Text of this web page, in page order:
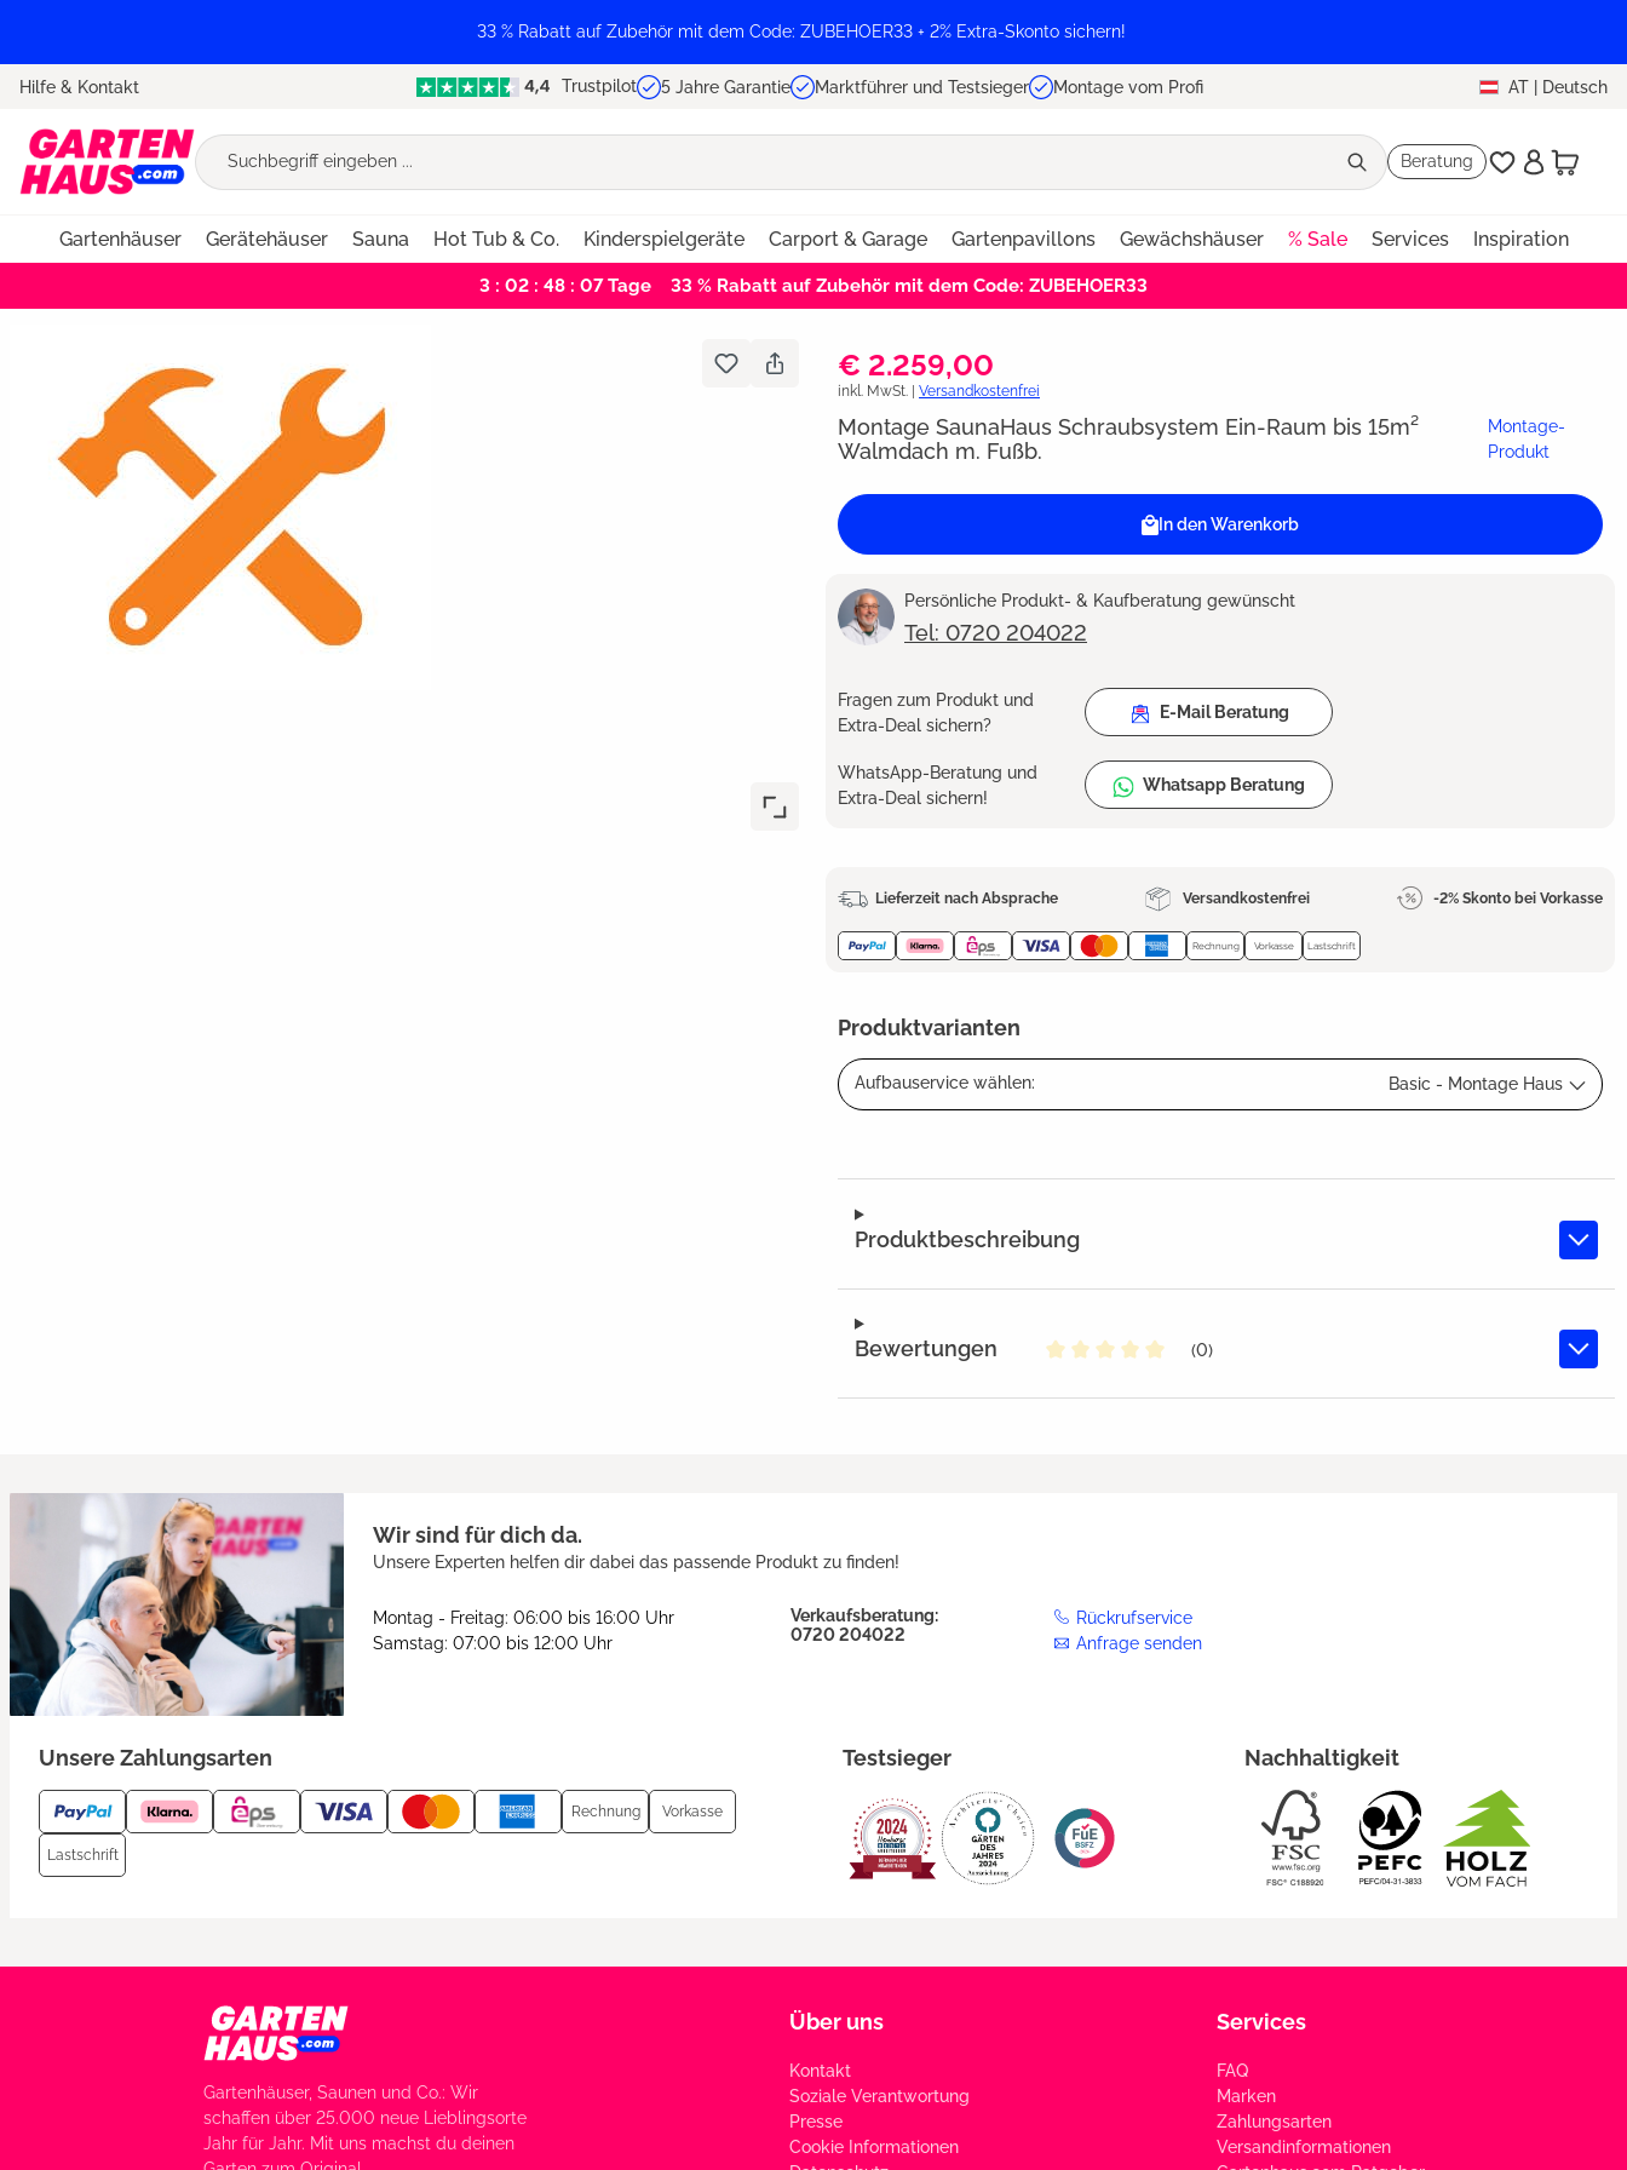
33 % Rabatt auf Zubehör mit dem Code: ZUBEHOER33 + 2% Extra-Skonto sichern!
Hilfe & Kontakt Trustpilot 5 Jahre Garantie Marktführer und Testsieger Montage vom Profi AT | Deutsch
Beratung
Gartenhäuser Gerätehäuser Sauna Hot Tub & Co. Kinderspielgeräte Carport & Garage Gartenpavillons Gewächshäuser % Sale Services Inspiration
3 : 02 : 48 : 07Tage 33 % Rabatt auf Zubehör mit dem Code: ZUBEHOER33
€ 2.259,00
inkl. MwSt. | Versandkostenfrei
Montage SaunaHaus Schraubsystem Ein-Raum bis 15m²
Walmdach m. Fußb.
Montage-
Produkt
In den Warenkorb
Persönliche Produkt- & Kaufberatung gewünscht
Tel: 0720 204022
Fragen zum Produkt und
Extra-Deal sichern?
E-Mail Beratung
WhatsApp-Beratung und
Extra-Deal sichern!
Whatsapp Beratung
Lieferzeit nach Absprache Versandkostenfrei -2% Skonto bei Vorkasse
Rechnung Vorkasse Lastschrift
Produktvarianten
Aufbauservice wählen: Basic - Montage Haus
Produktbeschreibung
Bewertungen
(0)
Wir sind für dich da.
Unsere Experten helfen dir dabei das passende Produkt zu finden!
Montag - Freitag: 06:00 bis 16:00 Uhr
Samstag: 07:00 bis 12:00 Uhr
Verkaufsberatung:
0720 204022
Rückrufservice
Anfrage senden
Unsere Zahlungsarten
Rechnung Vorkasse
Lastschrift
Testsieger Nachhaltigkeit
Gartenhäuser, Saunen und Co.: Wir
schaffen über 25.000 neue Lieblingsorte
Jahr für Jahr. Mit uns machst du deinen
Über uns
Kontakt
Soziale Verantwortung
Presse
Cookie Informationen
Services
FAQ
Marken
Zahlungsarten
Versandinformationen